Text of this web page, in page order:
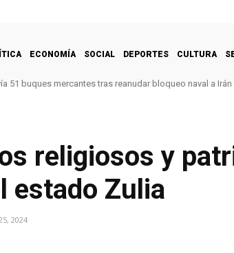
ECONOMÍA SOCIAL DEPORTES CULTURA
51 buques mercantes tras reanudar bloqueo naval a Irán
religiosos y
estado Zulia
2024